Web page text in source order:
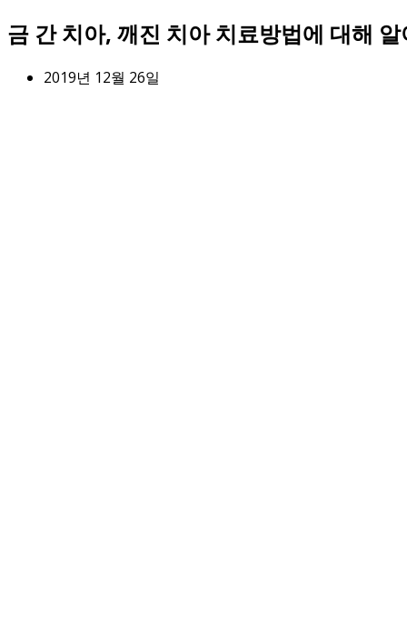
금 간 치아, 깨진 치아 치료방법에 대해
2019년 12월 26일